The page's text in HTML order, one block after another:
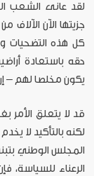
لقد عانى الشعب
جزيتها الآن
كل هذه التضحيات
حقه باستعادة
يكون مخلصا لهم –
قد لا يتعلق الأمر
لكنه بالتأكيد لا
المجلس الوطني
الرعناء للسياسة،